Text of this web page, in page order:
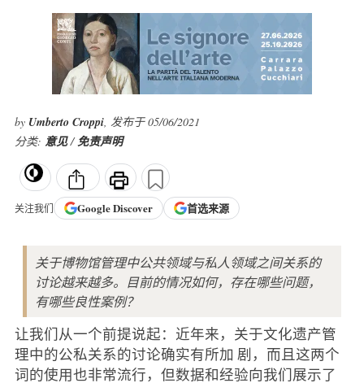
by Umberto Croppi, 发布于 05/06/2021
分类: 意见/免责声明
关注我们 GoogleDiscover 首选来源
关于博物馆管理中公共领域与私人领域之间关系的
讨论越来越多。目前的情况如何，存在哪些问题，
有哪些良性案例？
让我们从一个前提说起：近年来，关于文化遗产管
理中的公私关系的讨论确实有所加 剧，而且这两个
词的使用也非常流行，但数据和经验向我们展示了